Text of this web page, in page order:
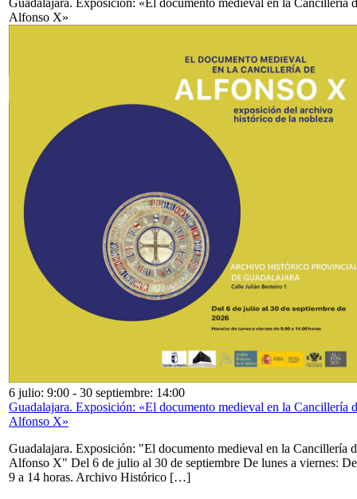
Guadalajara. Exposición: «El documento medieval en la Cancillería
Alfonso X»
6 julio: 9:00 - 30 septiembre: 14:00
Guadalajara. Exposición: «El documento medieval en la Cancillería
Alfonso X»
Guadalajara. Exposición: "El documento medieval en la Cancillería
Alfonso X" Del 6 de julio al 30 de septiembre De lunes a viernes: De
9 a 14 horas. Archivo Histórico […]